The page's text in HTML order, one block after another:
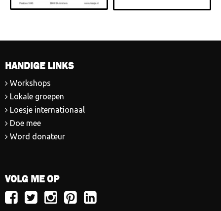
HANDIGE LINKS
Workshops
Lokale groepen
Loesje internationaal
Doe mee
Word donateur
VOLG ME OP
VolgVolgVolgVolgVolg